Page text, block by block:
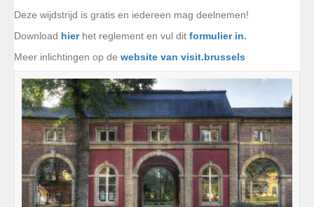
Deze wijdstrijd is gratis en iedereen mag deelnemen!
Download hierhet reglement en vul dit formulier in.
Meer inlichtingen op de website van visit.brussels